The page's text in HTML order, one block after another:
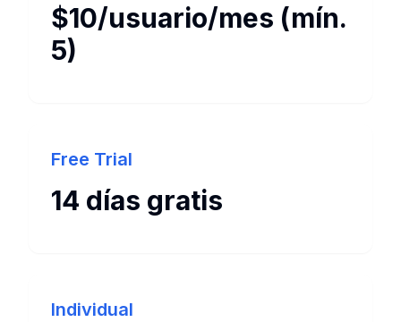
$10/usuario/mes (mín.
5)
Free Trial
14 días gratis
Individual